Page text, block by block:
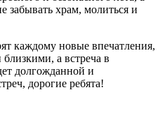
забывать храм, молиться и
каждому новые впечатления,
а встреча в
долгожданной и
дорогие ребята!